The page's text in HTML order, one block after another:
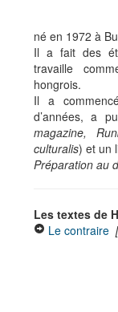
né en 1972 à
Il a fait des
travaille
hongrois.
Il a
d’années, a
magazine,
culturalis) et un
Préparation au
Les textes de
Le contraire